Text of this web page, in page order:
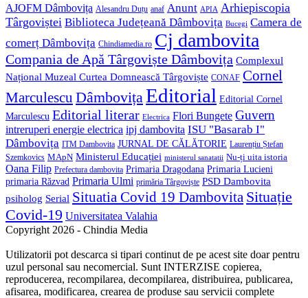
AJOFM Dâmbovița Alesandru Duțu anaf Anunt APIA Arhiepiscopia
Târgoviștei Biblioteca Județeană Dâmbovița Bucegi Camera de
comerț Dâmbovița Chindiamedia.ro Cj dambovita
Compania de Apă Târgoviște Dâmbovița Complexul
Național Muzeal Curtea Domnească Târgoviște CONAF Cornel
Marculescu DâmbovițaEditorial Editorial Cornel
Marculescu Editorial literar Electrica Flori Bungete Guvern
intreruperi energie electrica ipj dambovita ISU "Basarab I"
Dâmbovița ITM Dambovita JURNAL DE CĂLĂTORIE Laurențiu Ștefan
Szemkovics MApN Ministerul Educației ministerul sanatatii Nu-ți uita istoria
Oana Filip Prefectura dambovita Primaria Dragodana Primaria Lucieni
primaria Răzvad Primaria Ulmi primăria Târgoviște PSD Dambovita
psiholog Serial Situatia Covid 19 Dambovita Situație
Covid-19 Universitatea Valahia
Copyright 2026 - Chindia Media
Utilizatorii pot descarca si tipari continut de pe acest site doar pentru
uzul personal sau necomercial. Sunt INTERZISE copierea,
reproducerea, recompilarea, decompilarea, distribuirea, publicarea,
afisarea, modificarea, crearea de produse sau servicii complete